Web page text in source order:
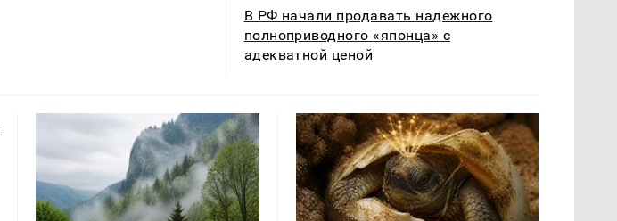
В РФ начали продавать надежного
полноприводного «японца» с
адекватной ценой